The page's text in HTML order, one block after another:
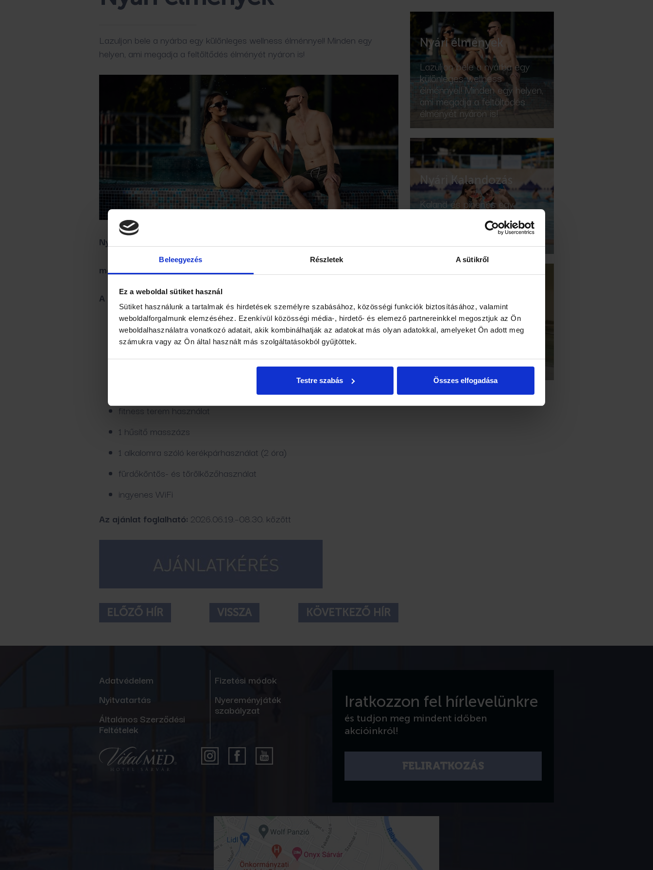
Beleegyezés Részletek A sütikről
Ez a weboldal sütiket használ
Sütiket használunk a tartalmak és hirdetések személyre szabásához, közösségi funkciók biztosításához, valamint
weboldalforgalmunk elemzéséhez. Ezenkívül közösségi média-, hirdető- és elemező partnereinkkel megosztjuk az Ön
weboldalhasználatra vonatkozó adatait, akik kombinálhatják az adatokat más olyan adatokkal, amelyeket Ön adott meg
számukra vagy az Ön által használt más szolgáltatásokból gyűjtöttek.
Testre szabás Összes elfogadása
Lazuljon bele a nyárba egy különleges wellness élménnyel! Minden egy
helyen, ami megadja a feltöltődés élményét nyáron is!
Nyári Élmények
már 41 285 Ft / fő / éj ártól – standard kétágyas szobában
A csomag tartalma:
foglalható minimum 3 éjszakától
bőséges svédasztalos reggeli
kávé- és tea bekészítés a szobában
korlátlan fürdő- és szaunahasználat
fitness terem használat
1 hűsítő masszázs
1 alkalomra szóló kerékpárhasználat (2 óra)
fürdőköntös- és törölközőhasználat
ingyenes WiFi
Az ajánlat foglalható: 2026.06.19.–08.30. között
ELŐZŐ HÍR VISSZA KÖVETKEZŐ HÍR
Nyári élmények
Lazuljon bele a nyárba egy
különleges wellness
élménnyel! Minden egy helyen,
ami megadja a feltöltődés
élményét nyáron is!
Nyári Kalandozás
Kaland és pihenés egy
helyen! A wellness mellé most
a kaland kerül fókuszba, hogy
izgalmasan teljen a nyár!
Őszi Vitalitás
Ősszel is kapcsoljon ki nálunk!
szükséges.
Adatvédelem
Nyitvatartás
Általános Szerződési
Feltételek
Fizetési módok
Nyereményjáték
szabályzat Iratkozzon fel hírlevelünkre
és tudjon meg mindent időben
akcióinkról!
FELIRATKOZÁS